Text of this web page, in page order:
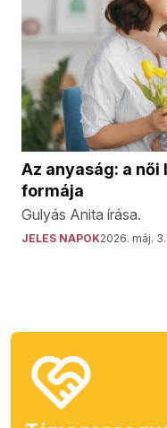
Az anyaság: a
formája
Gulyás Anita írása.
JELES NAPOK2026. máj.